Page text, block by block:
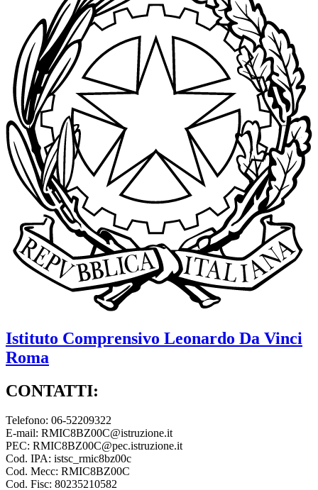
Istituto Comprensivo Leonardo Da Vinci
Roma
CONTATTI:
Telefono: 06-52209322
E-mail: RMIC8BZ00C@istruzione.it
PEC: RMIC8BZ00C@pec.istruzione.it
Cod. IPA: istsc_rmic8bz00c
Cod. Mecc: RMIC8BZ00C
Cod. Fisc: 80235210582